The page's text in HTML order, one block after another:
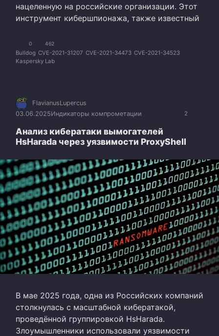
нацеленную на российские организации. Этот
инструмент кибершпионажа, также известный
0 462
Bulldog CVE-2021-31207 CVE-2021-34473 CVE-2021-34523
Kaspersky Lab
2
FlavianusLupercus
03.06.2025Индикаторы компрометации
Анализ кибератаки вымогателей
HsHarada через уязвимости ProxyShell
В мае 2025 года, одна из Российских компаний
столкнулась с масштабной кибератакой,
проведённой группировкой HsHarada.
Злоумышленники использовали уязвимости